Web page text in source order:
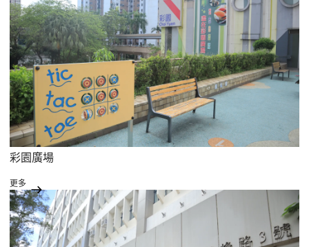
彩園廣場
更多